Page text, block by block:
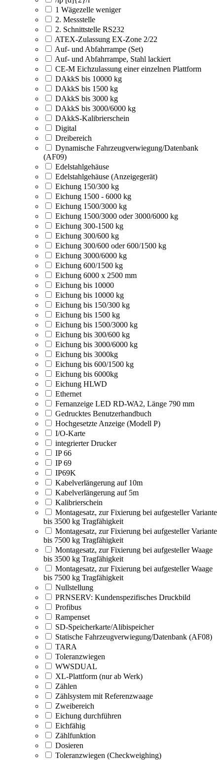
1 Wägezelle weniger
2. Messstelle
2. Schnittstelle RS232
ATEX-Zulassung EX-Zone 2/22
Auf- und Abfahrrampe (Set)
Auf- und Abfahrrampe, Stahl lackiert
CE-M Eichzulassung einer einzelnen Plattform
DAkkS bis 10000 kg
DAkkS bis 1500 kg
DAkkS bis 3000 kg
DAkkS bis 3000/6000 kg
DAkkS-Kalibrierschein
Digital
Dreibereich
Dynamische Fahrzeugverwiegung/Datenbank
(AF09)
Edelstahlgehäuse
Edelstahlgehäuse (Anzeigegerät)
Eichung 150/300 kg
Eichung 1500 - 6000 kg
Eichung 1500/3000 kg
Eichung 1500/3000 oder 3000/6000 kg
Eichung 300-1500 kg
Eichung 300/600 kg
Eichung 300/600 oder 600/1500 kg
Eichung 3000/6000 kg
Eichung 600/1500 kg
Eichung 6000 x 2500 mm
Eichung bis 10000
Eichung bis 10000 kg
Eichung bis 150/300 kg
Eichung bis 1500 kg
Eichung bis 1500/3000 kg
Eichung bis 300/600 kg
Eichung bis 3000/6000 kg
Eichung bis 3000kg
Eichung bis 600/1500 kg
Eichung bis 6000kg
Eichung HLWD
Ethernet
Fernanzeige LED RD-WA2, Länge 790 mm
Gedrucktes Benutzerhandbuch
Hochgesetzte Anzeige (Modell P)
I/O-Karte
integrierter Drucker
IP 66
IP 69
IP69K
Kabelverlängerung auf 10m
Kabelverlängerung auf 5m
Kalibrierschein
Montagesatz, zur Fixierung bei aufgesteller Variante
bis 3500 kg Tragfähigkeit
Montagesatz, zur Fixierung bei aufgesteller Variante
bis 7500 kg Tragfähigkeit
Montagesatz, zur Fixierung bei aufgesteller Waage
bis 3500 kg Tragfähigkeit
Montagesatz, zur Fixierung bei aufgesteller Waage
bis 7500 kg Tragfähigkeit
Nullstellung
PRNSERV: Kundenspezifisches Druckbild
Profibus
Rampenset
SD-Speicherkarte/Alibispeicher
Statische Fahrzeugverwiegung/Datenbank (AF08)
TARA
Toleranzwiegen
WWSDUAL
XL-Plattform (nur ab Werk)
Zählen
Zählsystem mit Referenzwaage
Zweibereich
Eichung durchführen
Eichfähig
Zählfunktion
Dosieren
Toleranzwiegen (Checkweighing)